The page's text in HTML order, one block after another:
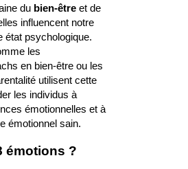
du bien-êtreet de
influencent notre
état psychologique.
les
en bien-être ou les
utilisent cette
les individus à
émotionnelles et à
émotionnel sain.
émotions ?